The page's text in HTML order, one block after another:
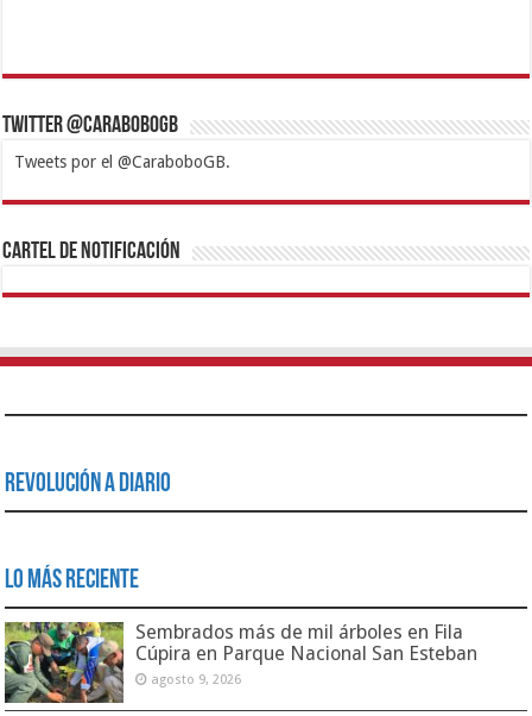
Twitter @CaraboboGB
Tweets por el @CaraboboGB.
1xbetBetturkeyBetistKralbetSupertotobetTipobetMatadorbetMariobet
https://mvbcasino.com/
Cartel de Notificación
Revolución a Diario
Lo Más Reciente
Sembrados más de mil árboles en Fila
Cúpira en Parque Nacional San Esteban
agosto 9, 2026